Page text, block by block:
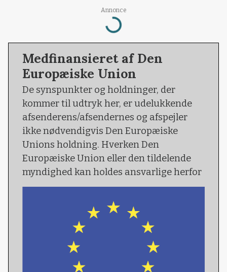
Annonce
Loading...
Medfinansieret af Den
Europæiske Union
De synspunkter og holdninger, der
kommer til udtryk her, er udelukkende
afsenderens/afsendernes og afspejler
ikke nødvendigvis Den Europæiske
Unions holdning. Hverken Den
Europæiske Union eller den tildelende
myndighed kan holdes ansvarlige herfor